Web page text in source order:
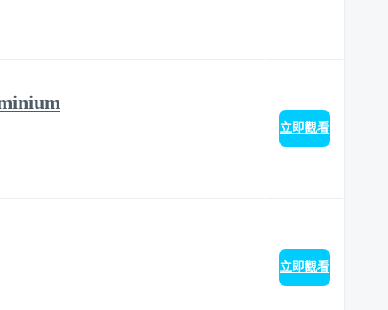
立即觀看
立即觀看